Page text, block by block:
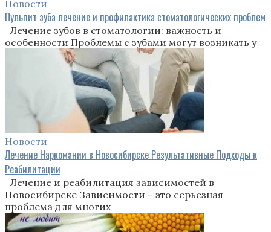
Новости
Пульпит зуба лечение и профилактика стоматологических проблем
Лечение зубов в стоматологии: важность и
особенности Проблемы с зубами могут возникать у
Новости
Лечение Наркомании в Новосибирске Результативные Подходы к
Реабилитации
Лечение и реабилитация зависимостей в
Новосибирске Зависимости – это серьезная
проблема для многих